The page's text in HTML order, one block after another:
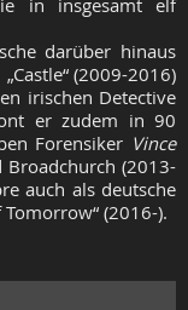
in insgesamt elf
darüber hinaus
(2009-2016)
irischen Detective
er zudem in 90
Forensiker Vince
Broadchurch (2013-
auch als deutsche
(2016-).